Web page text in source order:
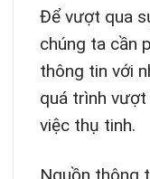
Để vượt qua
chúng ta cần
thông tin với
quá trình
việc thụ tinh.